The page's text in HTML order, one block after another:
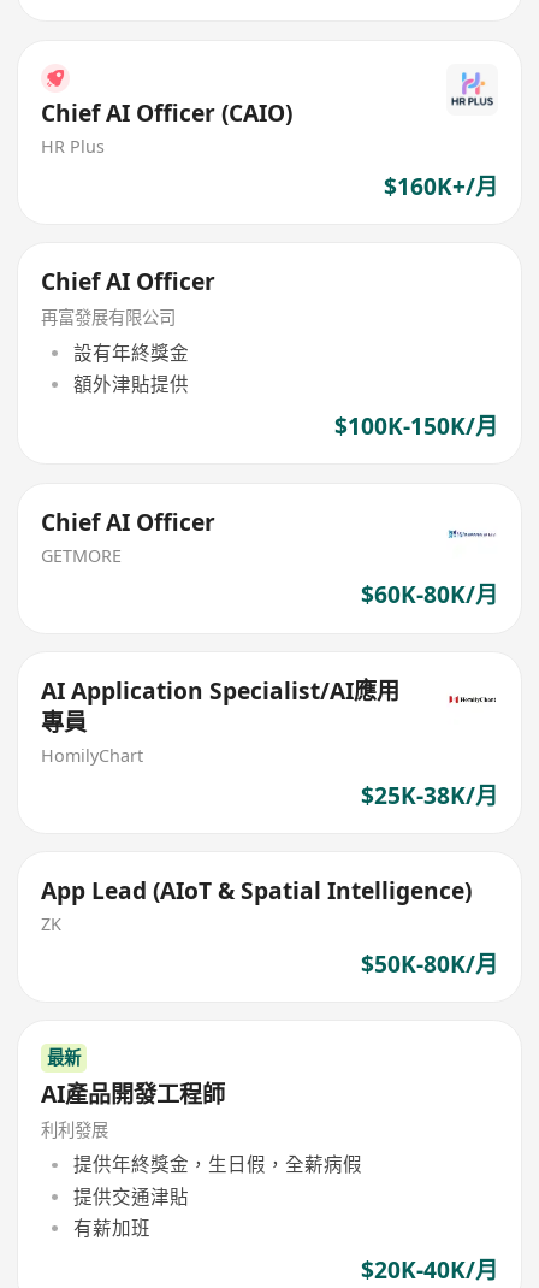
Chief AI Officer (CAIO)
HR Plus
$160K+/月
Chief AI Officer
再富發展有限公司
設有年終獎金
額外津貼提供
$100K-150K/月
Chief AI Officer
GETMORE
$60K-80K/月
AI Application Specialist/AI應用
專員
HomilyChart
$25K-38K/月
App Lead (AIoT & Spatial Intelligence)
ZK
$50K-80K/月
最新
AI產品開發工程師
利利發展
提供年終獎金，生日假，全薪病假
提供交通津貼
有薪加班
$20K-40K/月